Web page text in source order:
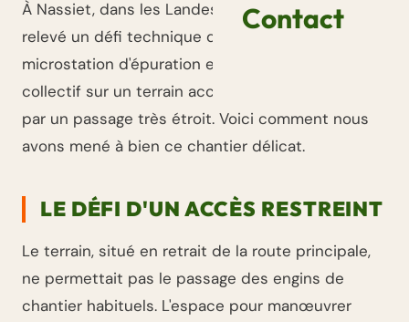
Contact
À Nassiet, dans les Landes, l'équipe de TPA-TP a
relevé un défi technique de taille : poser une
microstation d'épuration en assainissement non
collectif sur un terrain accessible uniquement
par un passage très étroit. Voici comment nous
avons mené à bien ce chantier délicat.
LE DÉFI D'UN ACCÈS RESTREINT
Le terrain, situé en retrait de la route principale,
ne permettait pas le passage des engins de
chantier habituels. L'espace pour manœuvrer